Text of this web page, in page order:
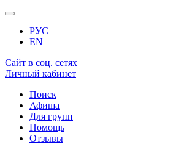
РУС
EN
Сайт в соц. сетях
Личный кабинет
Поиск
Афиша
Для групп
Помощь
Отзывы